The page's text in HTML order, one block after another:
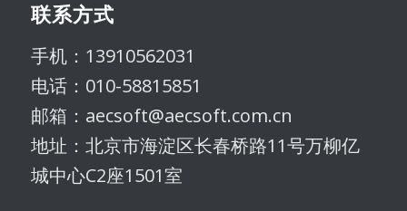
联系方式
手机：13910562031
电话：010-58815851
邮箱：aecsoft@aecsoft.com.cn
地址：北京市海淀区长春桥路11号万柳亿
城中心C2座1501室